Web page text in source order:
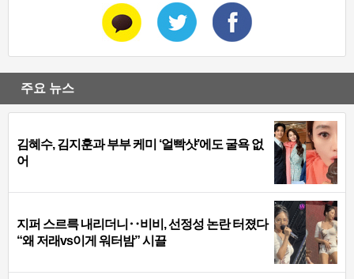
주요 뉴스
김혜수, 김지훈과 부부 케미 ‘얼빡샷’에도 굴욕 없
어
지퍼 스르륵 내리더니‥비비, 선정성 논란 터졌다
“왜 저래vs이게 워터밤” 시끌